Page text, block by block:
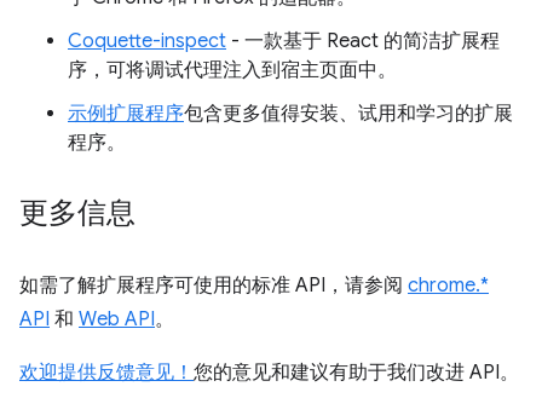
Coquette-inspect - 一款基于 React 的简洁扩展程
序，可将调试代理注入到宿主页面中。
示例扩展程序包含更多值得安装、试用和学习的扩展
程序。
更多信息
如需了解扩展程序可使用的标准 API，请参阅 chrome.*
API 和 Web API。
欢迎提供反馈意见！ 您的意见和建议有助于我们改进 API。